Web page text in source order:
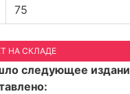
75
НА СКЛАДЕ
следующее